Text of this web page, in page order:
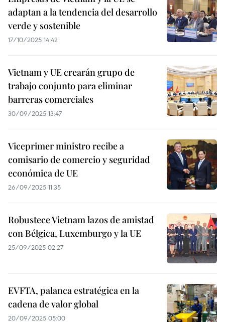
adaptan a la tendencia del desarrollo
verde y sostenible
17/10/2025 14:42
Vietnam y UE crearán grupo de
trabajo conjunto para eliminar
barreras comerciales
30/09/2025 13:47
Viceprimer ministro recibe a
comisario de comercio y seguridad
económica de UE
26/09/2025 11:35
Robustece Vietnam lazos de amistad
con Bélgica, Luxemburgo y la UE
25/09/2025 02:27
EVFTA, palanca estratégica en la
cadena de valor global
20/09/2025 05:00